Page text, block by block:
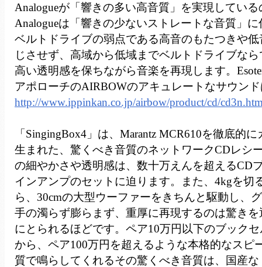
Analogueが「響きの多い高音質」を実現してい
Analogueは「響きの少ないストレートな音質」
ベルトドライブの弱点である高音のもたつきや
じさせず、高域から低域までベルトドライブな
高い透明感を保ちながら音楽を再現します。
アポローチのAIRBOWのアキュレートなサウン
http://www.ippinkan.co.jp/airbow/product/cd/
「SingingBox4」は、Marantz MCR610を徹底的
生まれた、驚くべき音質のネットワークCDレシ
の細やかさや透明感は、数十万えんを超えるCD
インアンプのセットに迫ります。また、4kgを切
ら、30cmの大型ウーファーをきちんと駆動し、
手の濁らず膨らまず、重厚に再現するのは驚き
にとられるほどです。ペア10万円以下のブック
から、ペア100万円を超えるような本格的なスピ
質で鳴らしてくれるその驚くべき音質は、国産な